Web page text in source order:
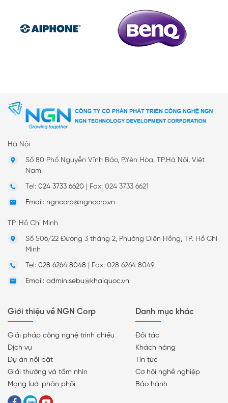
Hà Nội
Số 80 Phố Nguyễn Vĩnh Bảo, P.Yên Hòa, TP.Hà Nội, Việt
Nam
Tel: 024 3733 6620 Fax: 024 3733 6621
Email: ngncorp@ngncorp.vn
TP. Hồ Chí Minh
Số 506/22 Đường 3 tháng 2, Phường Diên Hồng, TP. Hồ Chí
Minh
Tel: 028 6264 8048 Fax: 028 6264 8049
Email: admin.sebu@khaiquoc.vn
Giới thiệu về NGN Corp
Giải pháp công nghệ trình chiếu
Dịch vụ
Dự án nổi bật
Giải thưởng và tầm nhìn
Mạng lưới phân phối
Danh mục khác
Đối tác
Khách hàng
Tin tức
Cơ hội nghề nghiệp
Bảo hành